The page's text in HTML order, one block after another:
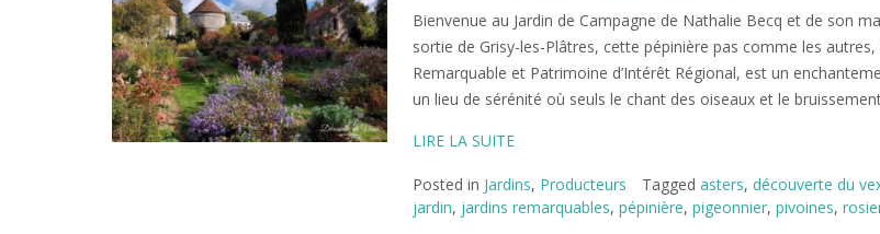
Bienvenue au Jardin de Campagne de Nathalie Becq et de son
sortie de Grisy-les-Plâtres, cette pépinière pas comme les autres,
Remarquable et Patrimoine d’Intérêt Régional, est un
un lieu de sérénité où seuls le chant des oiseaux et le
LIRE LA SUITE
Posted in Jardins, Producteurs Tagged asters, découverte du
jardin, jardins remarquables, pépinière, pigeonnier, pivoines,